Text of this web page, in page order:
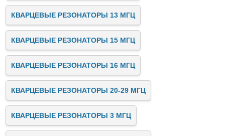
КВАРЦЕВЫЕ РЕЗОНАТОРЫ 13 МГЦ
КВАРЦЕВЫЕ РЕЗОНАТОРЫ 15 МГЦ
КВАРЦЕВЫЕ РЕЗОНАТОРЫ 16 МГЦ
КВАРЦЕВЫЕ РЕЗОНАТОРЫ 20-29 МГЦ
КВАРЦЕВЫЕ РЕЗОНАТОРЫ 3 МГЦ